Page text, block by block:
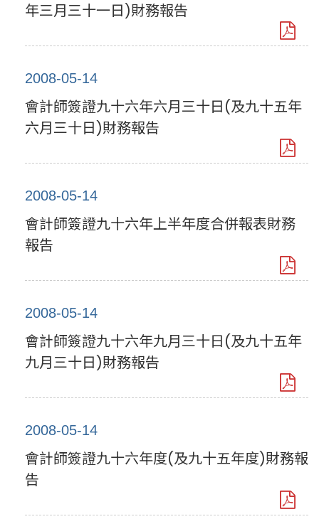
年三月三十一日)財務報告
2008-05-14
會計師簽證九十六年六月三十日(及九十五年
六月三十日)財務報告
2008-05-14
會計師簽證九十六年上半年度合併報表財務
報告
2008-05-14
會計師簽證九十六年九月三十日(及九十五年
九月三十日)財務報告
2008-05-14
會計師簽證九十六年度(及九十五年度)財務報
告